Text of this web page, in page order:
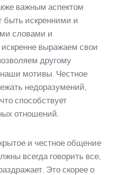
важным аспектом
быть искренними и
словами и
выражаем свои
другому
наши мотивы. Честное
недоразумений,
способствует
отношений.
и честное общение
всегда говорить все,
Это скорее о